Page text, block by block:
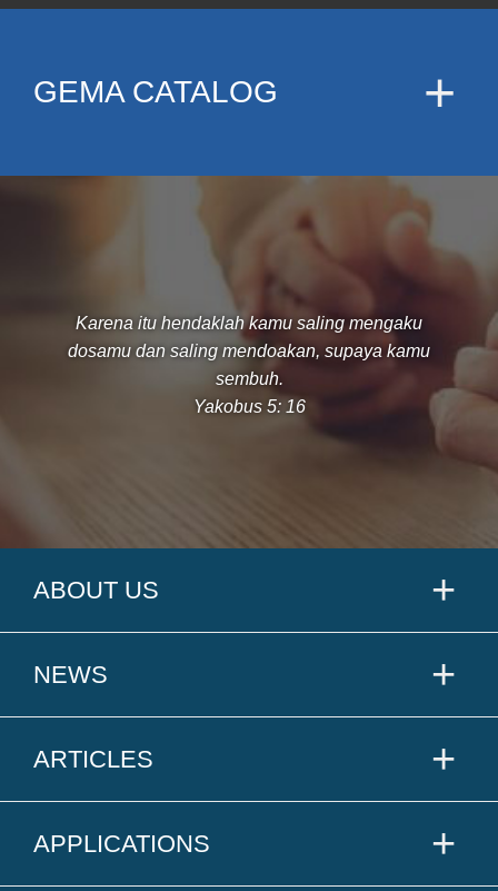
GEMA CATALOG
Karena itu hendaklah kamu saling mengaku
dosamu dan saling mendoakan, supaya kamu
sembuh.
Yakobus 5: 16
ABOUT US
NEWS
ARTICLES
APPLICATIONS